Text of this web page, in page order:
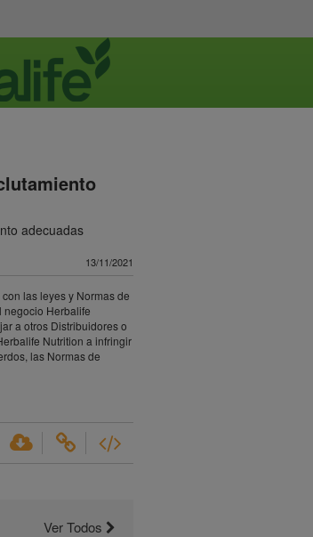
adecuadas
13/11/2021
las leyes y Normas de
negocio Herbalife
a otros Distribuidores o
Nutrition a infringir
las Normas de
Ver Todos